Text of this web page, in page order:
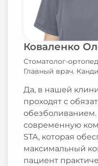
Коваленко
Стоматолог-
Главный врач.
Да, в нашей
проходят с
современную
STA, которая
максимальный
пациент